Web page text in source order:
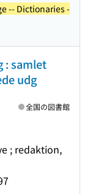
-- Dictionaries -
: samlet
udg
; redaktion,
全国の図書館